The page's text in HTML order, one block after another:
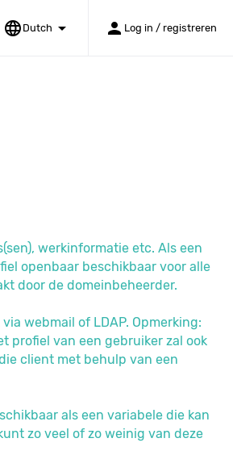
language Dutch arrow_drop_down person Log in / registreren
werkinformatie etc. Als een
openbaar beschikbaar voor alle
door de domeinbeheerder.
webmail of LDAP. Opmerking:
profiel van een gebruiker zal ook
client met behulp van een
als een variabele die kan
zo veel of zo weinig van deze